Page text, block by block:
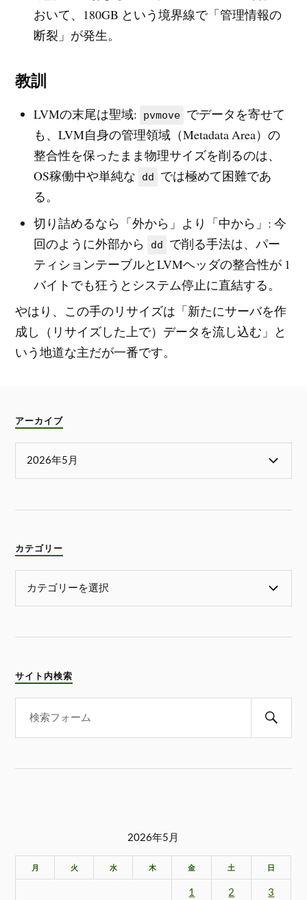
おいて、180GB という境界線で「管理情報の
断裂」が発生。
教訓
LVMの末尾は聖域: pvmove でデータを寄せて
も、LVM自身の管理領域（Metadata Area）の
整合性を保ったまま物理サイズを削るのは、
OS稼働中や単純な
dd
では極めて困難であ
る。
切り詰めるなら「外から」より「中から」: 今
回のように外部から
dd
で削る手法は、パー
ティションテーブルとLVMヘッダの整合性が 1
バイトでも狂うとシステム停止に直結する。
やはり、この手のリサイズは「新たにサーバを作
成し（リサイズした上で）データを流し込む」と
いう地道な主だが一番です。
アーカイブ
カテゴリー
サイト内検索
2026年5月
月 火 水 木 金 土 日
1 2 3